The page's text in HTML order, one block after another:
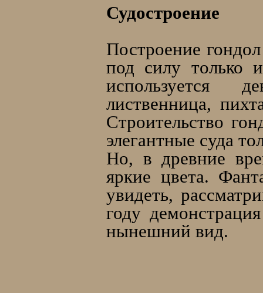
Судостроение
Построение
под силу только
используется
лиственница,
Строительство
элегантные суда
Но, в древние
яркие цвета.
увидеть,
году
нынешний вид.